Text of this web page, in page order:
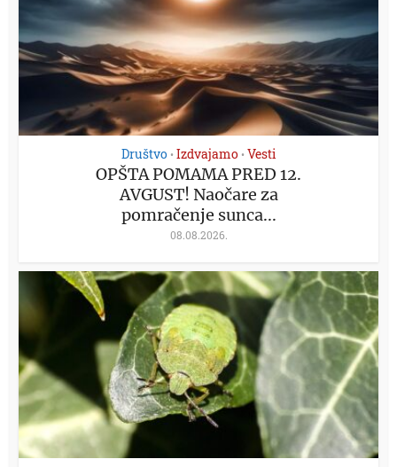
Društvo • Izdvajamo • Vesti
OPŠTA POMAMA PRED 12.
AVGUST! Naočare za
pomračenje sunca...
08.08.2026.